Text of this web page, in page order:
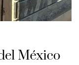
México